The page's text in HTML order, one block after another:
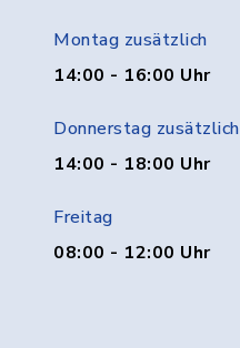
Montag zusätzlich
14:00 - 16:00 Uhr
Donnerstag zusätzlich
14:00 - 18:00 Uhr
Freitag
08:00 - 12:00 Uhr